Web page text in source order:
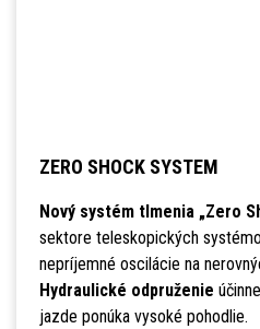
ZERO SHOCK SYSTEM
Nový systém tlmenia „Zero
sektore teleskopických
nepríjemné oscilácie na
Hydraulické odpruženie
jazde ponúka vysoké pohodlie.